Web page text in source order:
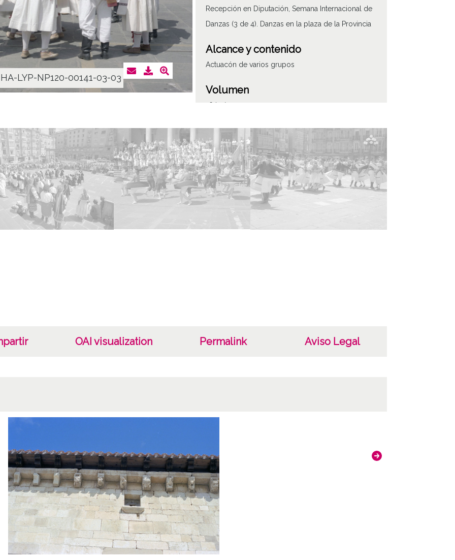
LYP-NP120-00141-03-03
Recepción en Diputación, Semana Internacional de
Danzas (3 de 4). Danzas en la plaza de la Provincia
Alcance y contenido
Actuacón de varios grupos
Volumen
16 imágenes
Tipo de contenido
Fotográfico
Fecha
19850628
Lugar
Vitoria-Gasteiz
OAI visualization Permalink Aviso Legal